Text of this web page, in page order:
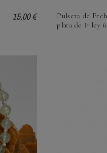
15,00 €
Pulsera de
plata de 1ª ley